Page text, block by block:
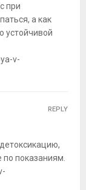
при
а как
устойчивой
v-
показаниям.
REPLY